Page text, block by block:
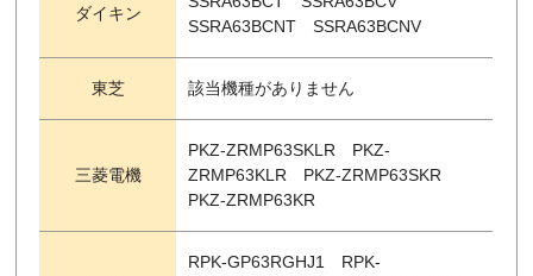
ダイキン
SSRA63BCNT SSRA63BCNV
東芝 該当機種がありません
三菱電機
PKZ-ZRMP63SKLR PKZ-
ZRMP63KLR PKZ-ZRMP63SKR
PKZ-ZRMP63KR
RPK-GP63RGHJ1 RPK-